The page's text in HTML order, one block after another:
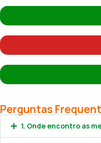
Perguntas
1. Onde encontro as